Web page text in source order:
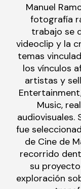
Manuel
fotografía
trabajo se
videoclip y la
temas
los vínculos
artistas y
Music,
audiovisuales.
fue
de Cine de
recorrido
su
exploración